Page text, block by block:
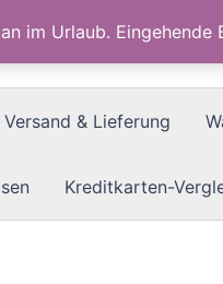
im Urlaub.
Versand & Lieferung
Kreditkarten-